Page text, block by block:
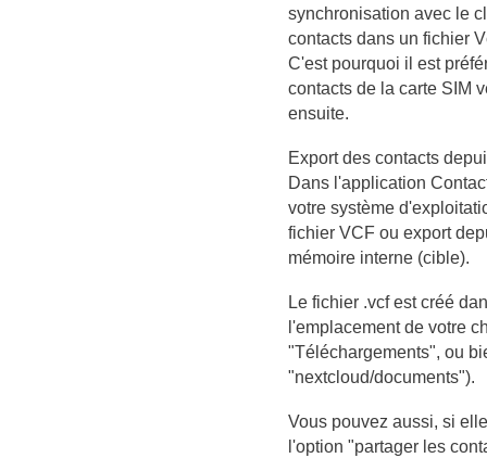
synchronisation avec le
contacts dans un fichier
C'est pourquoi il est
contacts de la carte SIM
ensuite.
Export des contacts
Dans l'application
votre système
fichier VCF ou export
mémoire interne (cible).
Le fichier .vcf est créé
l'emplacement de votre
"Téléchargements", ou
"nextcloud/documents").
Vous pouvez aussi, si
l'option "partager les